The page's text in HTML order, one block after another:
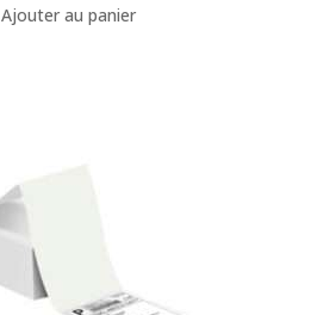
initial
Ajouter au panier